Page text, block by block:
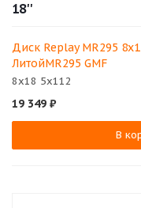
18''
Диск Replay MR295
ЛитойMR295 GMF
8x18 5x112
19 349 ₽
В